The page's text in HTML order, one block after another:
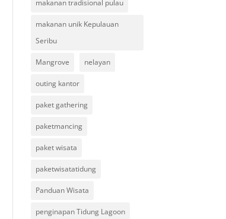
makanan tradisional pulau
makanan unik Kepulauan
Seribu
Mangrove nelayan
outing kantor
paket gathering
paketmancing
paket wisata
paketwisatatidung
Panduan Wisata
penginapan Tidung Lagoon